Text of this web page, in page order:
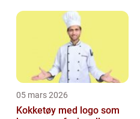
05 mars 2026
Kokketøy med logo som